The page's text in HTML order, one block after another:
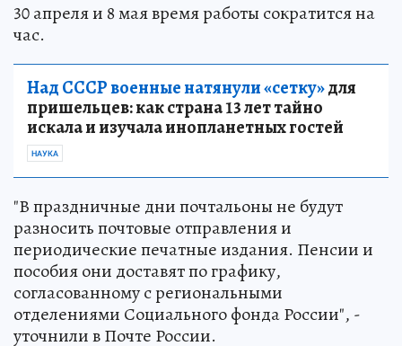
30 апреля и 8 мая время работы сократится на
час.
Над СССР военные натянули «сетку»для
пришельцев: как страна 13 лет тайно
искала и изучала инопланетных гостей
НАУКА
"В праздничные дни почтальоны не будут
разносить почтовые отправления и
периодические печатные издания. Пенсии и
пособия они доставят по графику,
согласованному с региональными
отделениями Социального фонда России", -
уточнили в Почте России.